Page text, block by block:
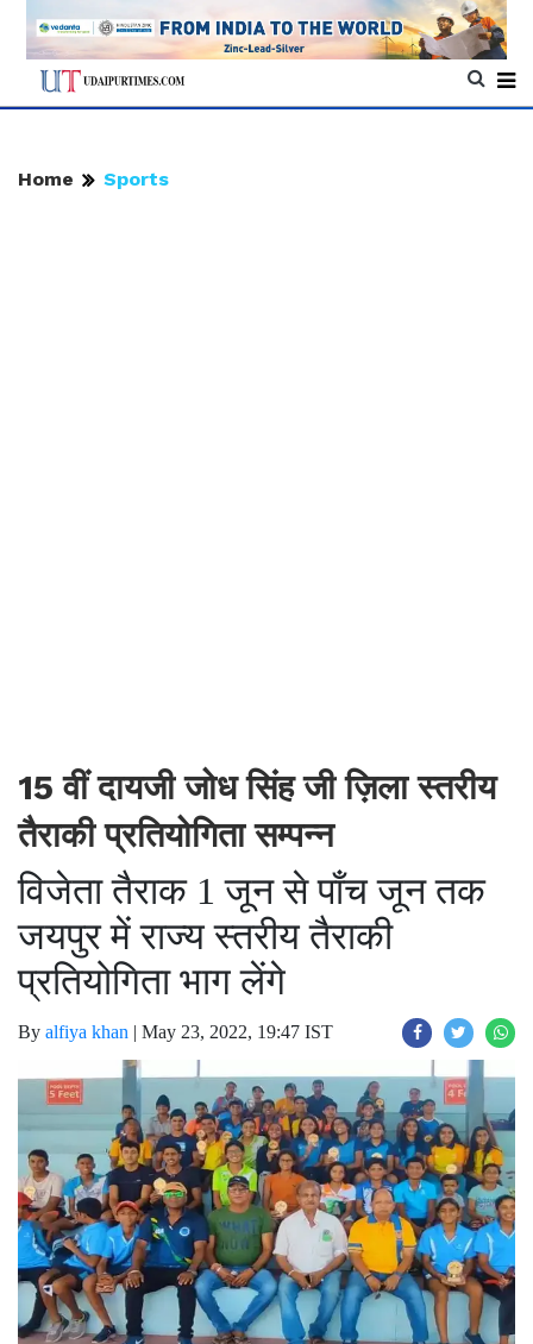
Home Sports
15 वीं दायजी जोध सिंह जी ज़िला स्तरीय
तैराकी प्रतियोगिता सम्पन्न
विजेता तैराक 1 जून से पाँच जून तक
जयपुर में राज्य स्तरीय तैराकी
प्रतियोगिता भाग लेंगे
By alfiya khan | May 23, 2022, 19:47 IST